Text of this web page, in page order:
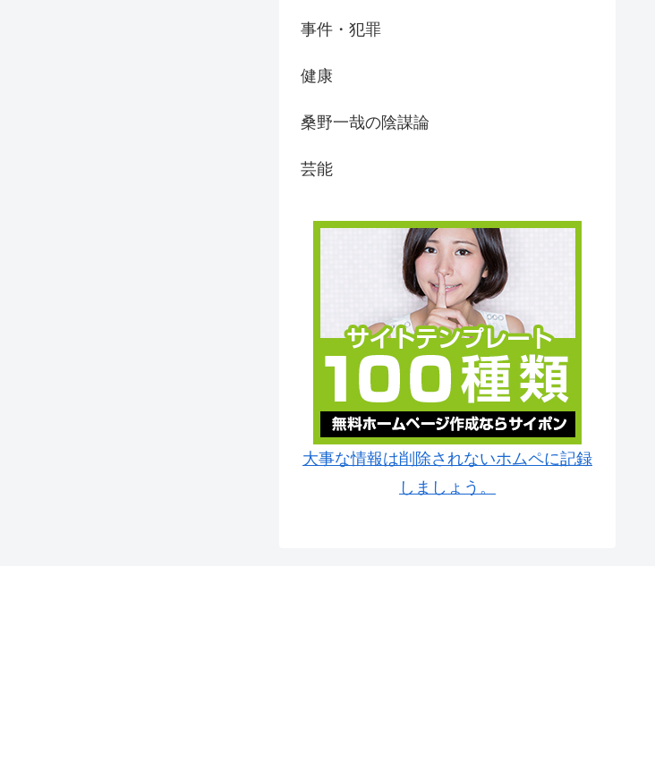
事件・犯罪
健康
桑野一哉の陰謀論
芸能
大事な情報は削除されないホムペに記録
しましょう。